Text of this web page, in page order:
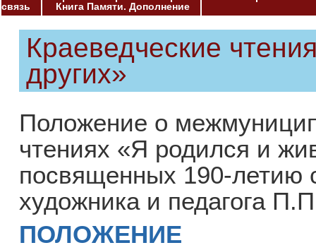
связь
Книга Памяти. Дополнение
Краеведческие
других»
Положение о
чтениях «Я родился и
посвященных 190-летию
художника и педагога
ПОЛОЖЕНИЕ